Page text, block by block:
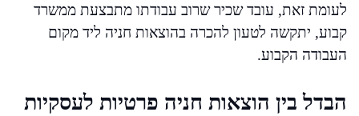
לעומת זאת, עובד שכיר שרוב עבודתו מתבצעת ממשרד
קבוע, יתקשה לטעון להכרה בהוצאות חניה ליד מקום
העבודה הקבוע.
הבדל בין הוצאות חניה פרטיות לעסקיות